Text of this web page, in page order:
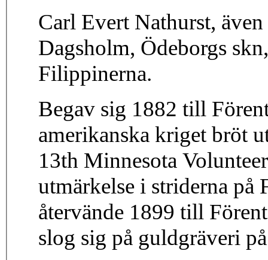
Carl Evert Nathurst,
Dagsholm, Ödeborgs
Filippinerna.
Begav sig 1882 till
amerikanska kriget bröt
13th Minnesota
utmärkelse i striderna på
återvände 1899 till
slog sig på guldgräveri